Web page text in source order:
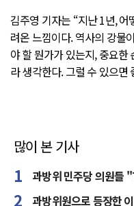
김주영 기자는 “지난 1년,
려온 느낌이다. 역사의 강물
야 할 뭔가가 있는지, 중요한
라 생각한다. 그럴 수 있으면
많이 본 기사
과방위 민주당 의원들
과방위원으로 등장한